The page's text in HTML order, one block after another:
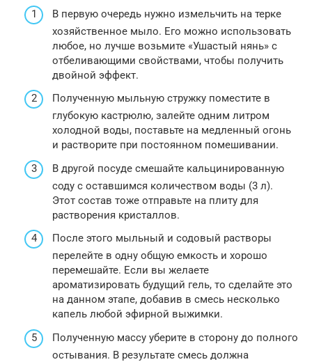
В первую очередь нужно измельчить на терке
хозяйственное мыло. Его можно использовать
любое, но лучше возьмите «Ушастый нянь» с
отбеливающими свойствами, чтобы получить
двойной эффект.
Полученную мыльную стружку поместите в
глубокую кастрюлю, залейте одним литром
холодной воды, поставьте на медленный огонь
и растворите при постоянном помешивании.
В другой посуде смешайте кальцинированную
соду с оставшимся количеством воды (3 л).
Этот состав тоже отправьте на плиту для
растворения кристаллов.
После этого мыльный и содовый растворы
перелейте в одну общую емкость и хорошо
перемешайте. Если вы желаете
ароматизировать будущий гель, то сделайте это
на данном этапе, добавив в смесь несколько
капель любой эфирной выжимки.
Полученную массу уберите в сторону до полного
остывания. В результате смесь должна